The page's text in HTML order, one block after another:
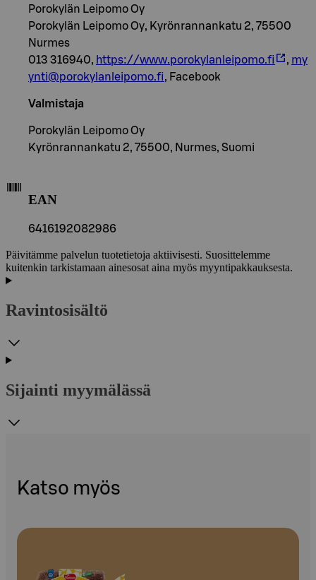
Porokylän Leipomo Oy
Porokylän Leipomo Oy, Kyrönrannankatu 2, 75500
Nurmes
013 316940, https://www.porokylanleipomo.fi , my
ynti@porokylanleipomo.fi, Facebook
Valmistaja
Porokylän Leipomo Oy
Kyrönrannankatu 2, 75500, Nurmes, Suomi
EAN
6416192082986
Päivitämme palvelun tuotetietoja aktiivisesti. Suosittelemme
kuitenkin tarkistamaan ainesosat aina myös myyntipakkauksesta.
Ravintosisältö
Sijainti myymälässä
Katso myös